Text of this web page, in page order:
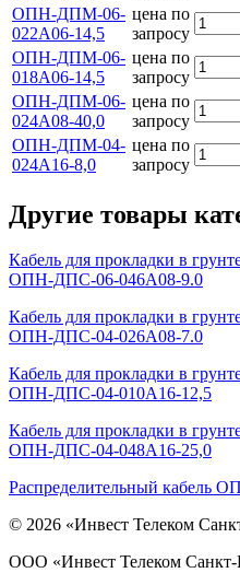
ОПН-ДПМ-06-
022А06-14,5
цена по
запросу
ОПН-ДПМ-06-
018А06-14,5
цена по
запросу
ОПН-ДПМ-06-
024А08-40,0
цена по
запросу
ОПН-ДПМ-04-
024А16-8,0
цена по
запросу
Другие товары
Кабель для прокладки в
ОПН-ДПС-06-046А08-9.0
Кабель для прокладки в
ОПН-ДПС-04-026А08-7.0
Кабель для прокладки в
ОПН-ДПС-04-010А16-12,5
Кабель для прокладки в
ОПН-ДПС-04-048А16-25,0
Распределительный кабель
© 2026 «Инвест Телеком
ООО «Инвест Телеком Санкт-